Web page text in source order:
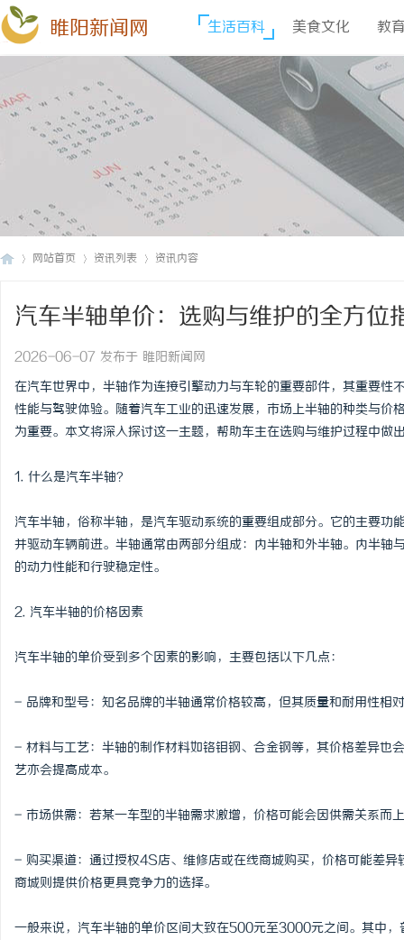
睢阳新闻网 生活百科 美食文化 教
网站首页 资讯列表 资讯内容
汽车半轴单价：选购与维护的全方位
2026-06-07 发布于 睢阳新闻网
在汽车世界中，半轴作为连接引擎动力与车轮的重要部件，其重要
性能与驾驶体验。随着汽车工业的迅速发展，市场上半轴的种类与价
为重要。本文将深入探讨这一主题，帮助车主在选购与维护过程中做
1. 什么是汽车半轴？
汽车半轴，俗称半轴，是汽车驱动系统的重要组成部分。它的主要
并驱动车辆前进。半轴通常由两部分组成：内半轴和外半轴。内半
的动力性能和行驶稳定性。
2. 汽车半轴的价格因素
汽车半轴的单价受到多个因素的影响，主要包括以下几点：
- 品牌和型号：知名品牌的半轴通常价格较高，但其质量和耐用性相
- 材料与工艺：半轴的制作材料如铬钼钢、合金钢等，其价格差异也
艺亦会提高成本。
- 市场供需：若某一车型的半轴需求激增，价格可能会因供需关系而
- 购买渠道：通过授权4S店、维修店或在线商城购买，价格可能差
商城则提供价格更具竞争力的选择。
一般来说，汽车半轴的单价区间大致在500元至3000元之间。其中